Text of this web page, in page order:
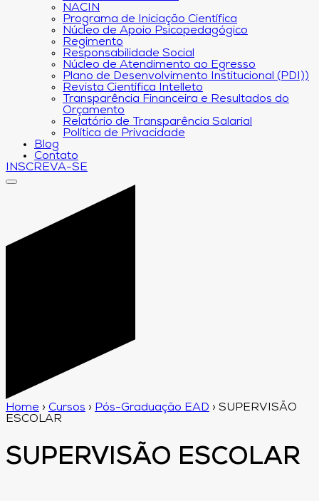
NACIN
Programa de Iniciação Científica
Núcleo de Apoio Psicopedagógico
Regimento
Responsabilidade Social
Núcleo de Atendimento ao Egresso
Plano de Desenvolvimento Institucional (PDI))
Revista Científica Intelleto
Transparência Financeira e Resultados do
Orçamento
Relatório de Transparência Salarial
Política de Privacidade
Blog
Contato
INSCREVA-SE
Home › Cursos › Pós-Graduação EAD › SUPERVISÃO
ESCOLAR
SUPERVISÃO ESCOLAR